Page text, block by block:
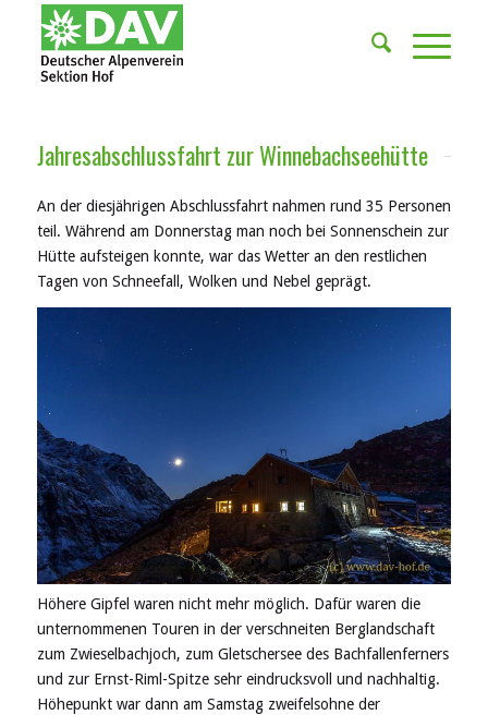
Jahresabschlussfahrt zur Winnebachseehütte
An der diesjährigen Abschlussfahrt nahmen rund 35 Personen
teil. Während am Donnerstag man noch bei Sonnenschein zur
Hütte aufsteigen konnte, war das Wetter an den restlichen
Tagen von Schneefall, Wolken und Nebel geprägt.
Höhere Gipfel waren nicht mehr möglich. Dafür waren die
unternommenen Touren in der verschneiten Berglandschaft
zum Zwieselbachjoch, zum Gletschersee des Bachfallenferners
und zur Ernst-Riml-Spitze sehr eindrucksvoll und nachhaltig.
Höhepunkt war dann am Samstag zweifelsohne der